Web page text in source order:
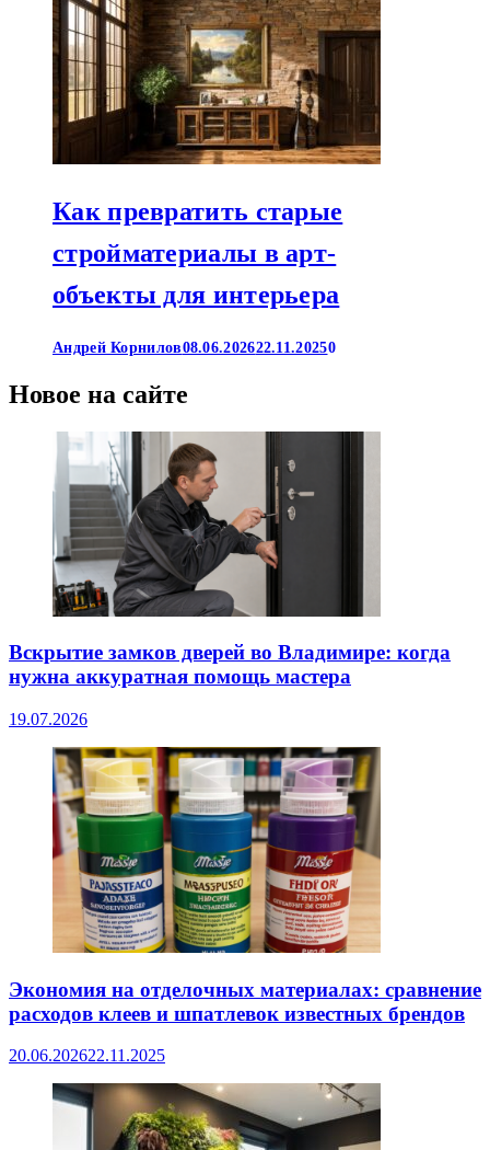
Как превратить старые
стройматериалы в арт-
объекты для интерьера
Андрей Корнилов08.06.202622.11.20250
Новое на сайте
Вскрытие замков дверей во Владимире: когда
нужна аккуратная помощь мастера
19.07.2026
Экономия на отделочных материалах: сравнение
расходов клеев и шпатлевок известных брендов
20.06.202622.11.2025